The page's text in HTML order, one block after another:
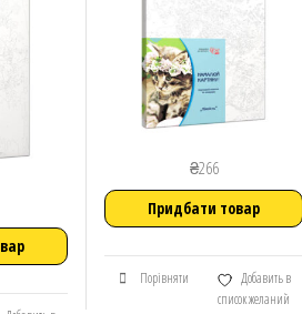
₴266
Придбати товар
Порівняти
Добавить в
список желаний